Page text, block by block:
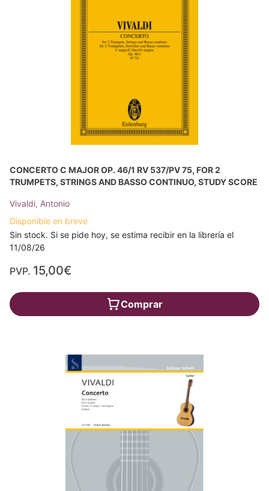
CONCERTO C MAJOR OP. 46/1 RV 537/PV 75, FOR 2
TRUMPETS, STRINGS AND BASSO CONTINUO, STUDY SCORE
Vivaldi, Antonio
Disponible en breve
Sin stock. Si se pide hoy, se estima recibir en la librería el
11/08/26
PVP. 15,00€
Comprar